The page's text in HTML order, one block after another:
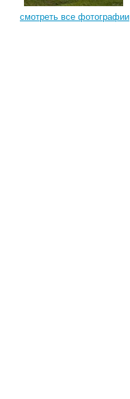
смотреть все фотографии